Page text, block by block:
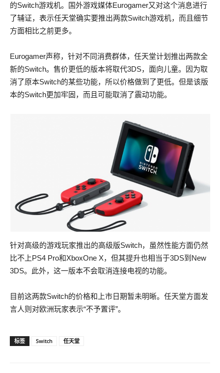
的Switch游戏机。国外游戏媒体Eurogamer又对这个消息进行
了辅证，表示任天堂确实要推出两款Switch游戏机，而且细节
方面相比之前更多。
Eurogamer声称，针对不同消费群体，任天堂计划推出两款全
新的Switch。售价更低的版本将取代3DS，面向儿童。因为取
消了原本Switch的某些功能，所以价格做到了更低。但是该版
本的Switch更加牢固，而且可能取消了震动功能。
针对高级的游戏玩家推出的高级版Switch，虽然性能方面仍然
比不上PS4 Pro和XboxOne X，但其提升也相当于3DS到New
3DS。此外，这一版本不会取消连接电视的功能。
目前这两款Switch的价格和上市日期暂未明晰。任天堂方面发
言人则对欧洲玩家表示“不予置评”。
标签 Switch 任天堂